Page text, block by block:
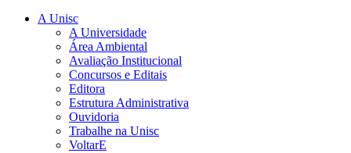
A Unisc
A Universidade
Área Ambiental
Avaliação Institucional
Concursos e Editais
Editora
Estrutura Administrativa
Ouvidoria
Trabalhe na Unisc
VoltarE